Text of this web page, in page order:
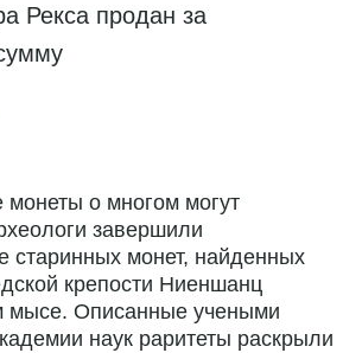
Рекса продан за
о многом могут
завершили
старинных монет, найденных
крепости Ниеншанц
мысе. Описанные учеными
наук раритеты раскрыли